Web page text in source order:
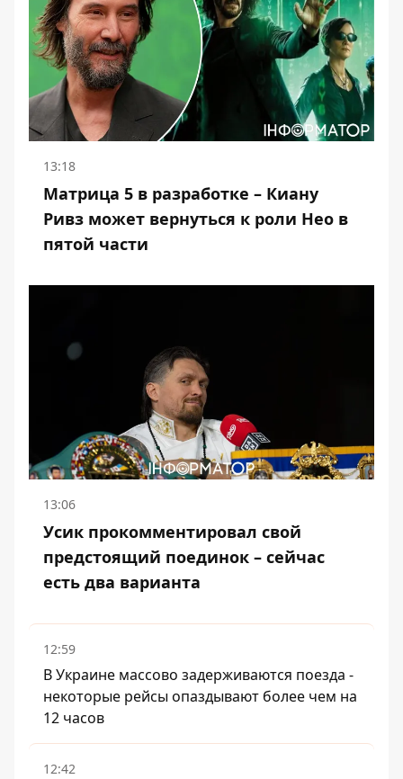
13:18
Матрица 5 в разработке – Киану
Ривз может вернуться к роли Нео в
пятой части
13:06
Усик прокомментировал свой
предстоящий поединок – сейчас
есть два варианта
12:59
В Украине массово задерживаются поезда -
некоторые рейсы опаздывают более чем на
12 часов
12:42